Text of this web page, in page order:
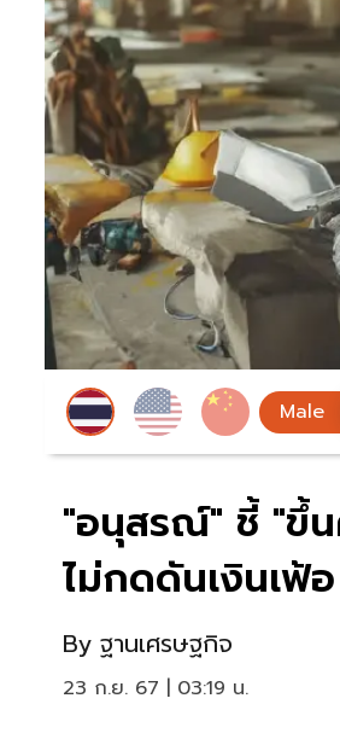
"อนุสรณ์" ชี้ "ขึ้
ไม่กดดันเงินเฟ้อ
By ฐานเศรษฐกิจ
23 ก.ย. 67 | 03:19 น.